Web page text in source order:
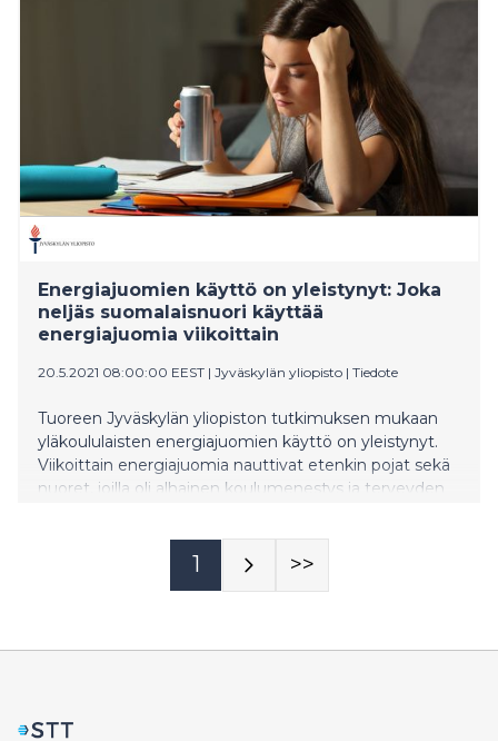
Energiajuomien käyttö on yleistynyt: Joka
neljäs suomalaisnuori käyttää
energiajuomia viikoittain
20.5.2021 08:00:00 EEST | Jyväskylän yliopisto | Tiedote
Tuoreen Jyväskylän yliopiston tutkimuksen mukaan
yläkoululaisten energiajuomien käyttö on yleistynyt.
Viikoittain energiajuomia nauttivat etenkin pojat sekä
nuoret, joilla oli alhainen koulumenestys ja terveyden
vähäiseksi. Tyttöjen viikoittainen energiajuomien
käyttö lähes kaksinkertaistui vuosien 2014 ja 2018
1 >>